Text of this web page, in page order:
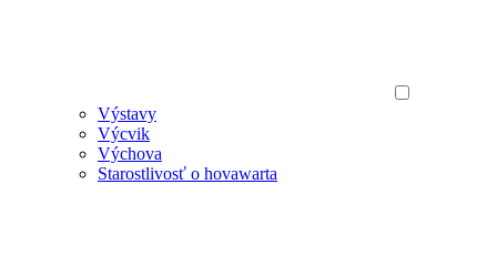
Výstavy
Výcvik
Výchova
Starostlivosť o hovawarta